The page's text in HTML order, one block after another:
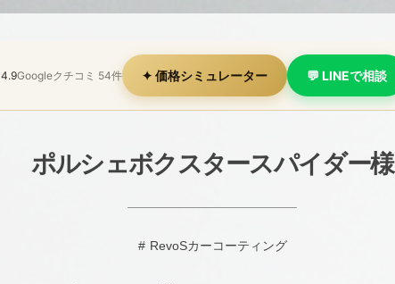
4.9Googleクチコミ 54件 ✦ 価格シミュレーター 💬 LINEで相談
ポルシェボクスタースパイダー様
RevoSカーコーティング